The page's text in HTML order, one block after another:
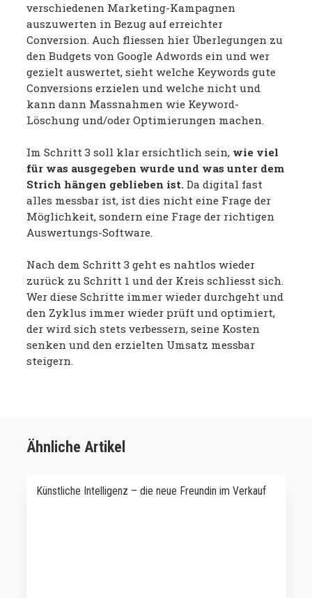
verschiedenen Marketing-Kampagnen
auszuwerten in Bezug auf erreichter
Conversion. Auch fliessen hier Überlegungen zu
den Budgets von Google Adwords ein und wer
gezielt auswertet, sieht welche Keywords gute
Conversions erzielen und welche nicht und
kann dann Massnahmen wie Keyword-
Löschung und/oder Optimierungen machen.
Im Schritt 3 soll klar ersichtlich sein, wie viel
für was ausgegeben wurde und was unter dem
Strich hängen geblieben ist.Da digital fast
alles messbar ist, ist dies nicht eine Frage der
Möglichkeit, sondern eine Frage der richtigen
Auswertungs-Software.
Nach dem Schritt 3 geht es nahtlos wieder
zurück zu Schritt 1 und der Kreis schliesst sich.
Wer diese Schritte immer wieder durchgeht und
den Zyklus immer wieder prüft und optimiert,
der wird sich stets verbessern, seine Kosten
senken und den erzielten Umsatz messbar
steigern.
Ähnliche Artikel
Künstliche Intelligenz – die neue Freundin im Verkauf